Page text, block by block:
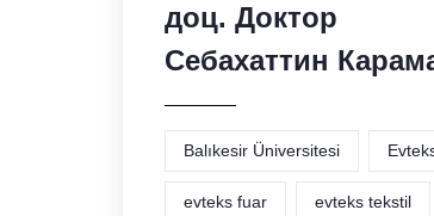
доц. Доктор
Себахаттин
Balıkesir Üniversitesi
evteks fuar evteks tekstil